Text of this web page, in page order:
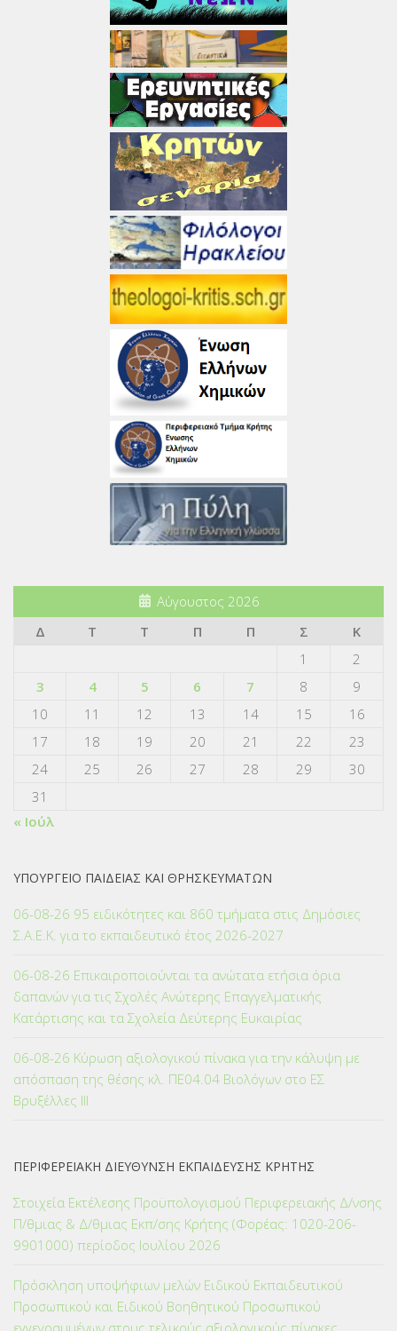
Αύγουστος 2026
Δ
Τ Τ Π Π Σ
Κ
1
2
3
4 5 6 7 8
9
10
11 12 13 14 15
16
17
18 19 20 21 22
23
24
25 26 27 28 29
30
31
« Ιούλ
ΥΠΟΥΡΓΕΙΟ ΠΑΙΔΕΙΑΣ ΚΑΙ ΘΡΗΣΚΕΥΜΑΤΩΝ
06-08-26 95 ειδικότητες και 860 τμήματα στις Δημόσιες
Σ.Α.Ε.Κ. για το εκπαιδευτικό έτος 2026-2027
06-08-26 Επικαιροποιούνται τα ανώτατα ετήσια όρια
δαπανών για τις Σχολές Ανώτερης Επαγγελματικής
Κατάρτισης και τα Σχολεία Δεύτερης Ευκαιρίας
06-08-26 Κύρωση αξιολογικού πίνακα για την κάλυψη με
απόσπαση της θέσης κλ. ΠΕ04.04 Βιολόγων στο ΕΣ
Βρυξέλλες ΙΙΙ
ΠΕΡΙΦΕΡΕΙΑΚΗ ΔΙΕΥΘΥΝΣΗ ΕΚΠΑΙΔΕΥΣΗΣ ΚΡΗΤΗΣ
Στοιχεία Εκτέλεσης Προϋπολογισμού Περιφερειακής Δ/νσης
Π/θμιας & Δ/θμιας Εκπ/σης Κρήτης (Φορέας: 1020-206-
9901000) περίοδος Ιουλίου 2026
Πρόσκληση υποψήφιων μελών Ειδικού Εκπαιδευτικού
Προσωπικού και Ειδικού Βοηθητικού Προσωπικού